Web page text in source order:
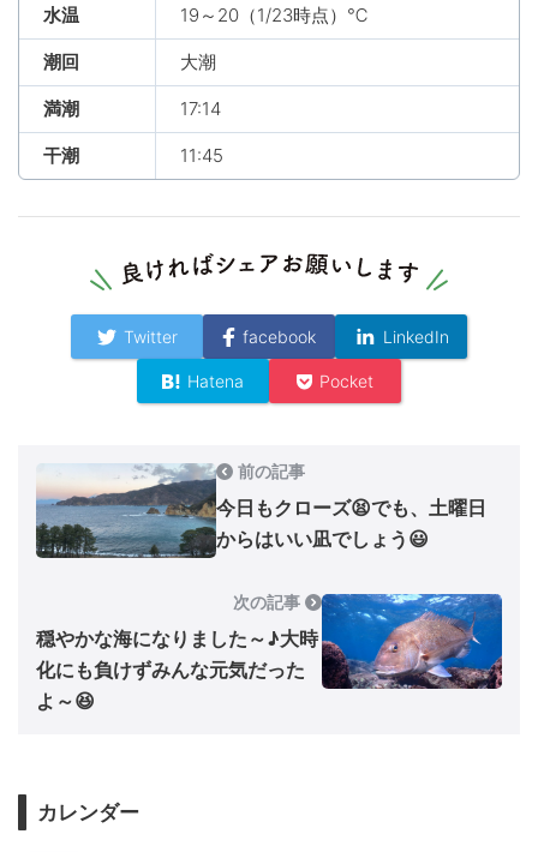
水温 19～20（1/23時点）℃
潮回 大潮
満潮 17:14
干潮 11:45
Twitter facebook LinkedIn
Hatena Pocket
前の記事
今日もクローズ😫でも、土曜日
からはいい凪でしょう😃
次の記事
穏やかな海になりました～♪大時
化にも負けずみんな元気だった
よ～😆
カレンダー